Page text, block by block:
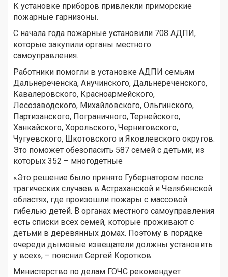
К установке приборов привлекли приморские
пожарные гарнизоны.
С начала года пожарные установили 708 АДПИ,
которые закупили органы местного
самоуправления.
Работники помогли в установке АДПИ семьям
Дальнереченска, Анучинского, Дальнереченского,
Кавалеровского, Красноармейского,
Лесозаводского, Михайловского, Ольгинского,
Партизанского, Пограничного, Тернейского,
Ханкайского, Хорольского, Черниговского,
Чугуевского, Шкотовского и Яковлевского округов.
Это поможет обезопасить 587 семей с детьми, из
которых 352 – многодетные
«Это решение было принято Губернатором после
трагических случаев в Астраханской и Челябинской
областях, где произошли пожары с массовой
гибелью детей. В органах местного самоуправления
есть списки всех семей, которые проживают с
детьми в деревянных домах. Поэтому в порядке
очереди дымовые извещатели должны установить
у всех», – пояснил Сергей Коротков.
Министерство по делам ГОЧС рекомендует